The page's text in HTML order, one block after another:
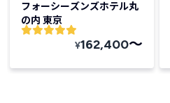
フォーシーズンズホテル丸
の内 東京
¥162,400〜